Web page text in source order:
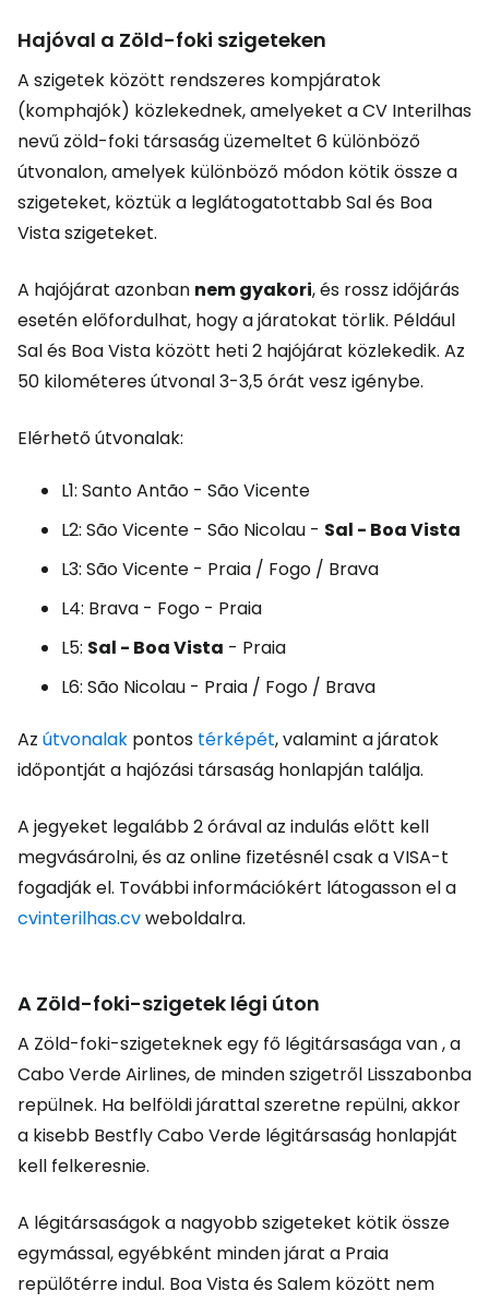
Hajóval a Zöld-foki szigeteken
A szigetek között rendszeres kompjáratok
(komphajók) közlekednek, amelyeket a CV Interilhas
nevű zöld-foki társaság üzemeltet 6 különböző
útvonalon, amelyek különböző módon kötik össze a
szigeteket, köztük a leglátogatottabb Sal és Boa
Vista szigeteket.
A hajójárat azonban nem gyakori, és rossz időjárás
esetén előfordulhat, hogy a járatokat törlik. Például
Sal és Boa Vista között heti 2 hajójárat közlekedik. Az
50 kilométeres útvonal 3-3,5 órát vesz igénybe.
Elérhető útvonalak:
L1: Santo Antão - São Vicente
L2: São Vicente - São Nicolau - Sal - Boa Vista
L3: São Vicente - Praia / Fogo / Brava
L4: Brava - Fogo - Praia
L5: Sal - Boa Vista - Praia
L6: São Nicolau - Praia / Fogo / Brava
Az útvonalak pontos térképét, valamint a járatok
időpontját a hajózási társaság honlapján találja.
A jegyeket legalább 2 órával az indulás előtt kell
megvásárolni, és az online fizetésnél csak a VISA-t
fogadják el. További információkért látogasson el a
cvinterilhas.cvweboldalra.
A Zöld-foki-szigetek légi úton
A Zöld-foki-szigeteknek egy fő légitársasága van , a
Cabo Verde Airlines, de minden szigetről Lisszabonba
repülnek. Ha belföldi járattal szeretne repülni, akkor
a kisebb Bestfly Cabo Verde légitársaság honlapját
kell felkeresnie.
A légitársaságok a nagyobb szigeteket kötik össze
egymással, egyébként minden járat a Praia
repülőtérre indul. Boa Vista és Salem között nem